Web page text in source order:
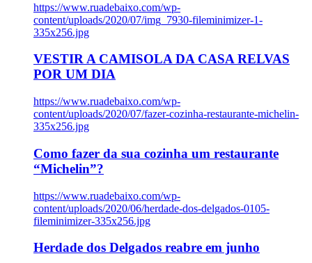
https://www.ruadebaixo.com/wp-
content/uploads/2020/07/img_7930-fileminimizer-1-
335x256.jpg
VESTIR A CAMISOLA DA CASA RELVAS
POR UM DIA
https://www.ruadebaixo.com/wp-
content/uploads/2020/07/fazer-cozinha-restaurante-michelin-
335x256.jpg
Como fazer da sua cozinha um restaurante
“Michelin”?
https://www.ruadebaixo.com/wp-
content/uploads/2020/06/herdade-dos-delgados-0105-
fileminimizer-335x256.jpg
Herdade dos Delgados reabre em junho